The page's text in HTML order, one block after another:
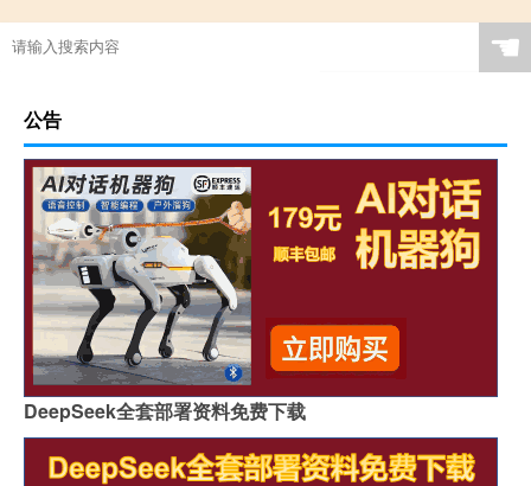
☚
公告
DeepSeek全套部署资料免费下载